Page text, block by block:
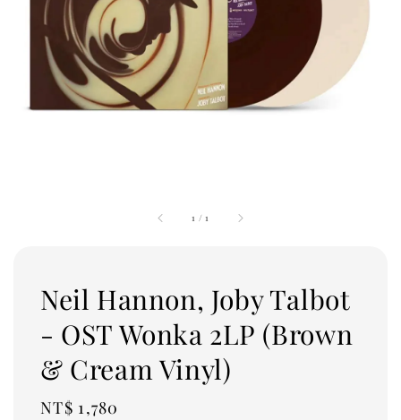
1 /1
Neil Hannon, Joby Talbot
- OST Wonka 2LP (Brown
& Cream Vinyl)
Regular
NT$ 1,780